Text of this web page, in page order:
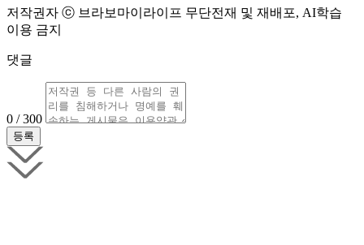
저작권자 ⓒ 브라보마이라이프 무단전재 및 재배포, AI학습
이용 금지
댓글
0 / 300